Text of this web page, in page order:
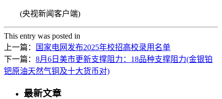
(央视新闻客户端)
This entry was posted in
上一篇：
国家电网发布2025年校招高校录用名单
下一篇： 8月6日美市更新支撑阻力：18品种支撑阻力(金银铂
钯原油天然气铜及十大货币对)
最新文章